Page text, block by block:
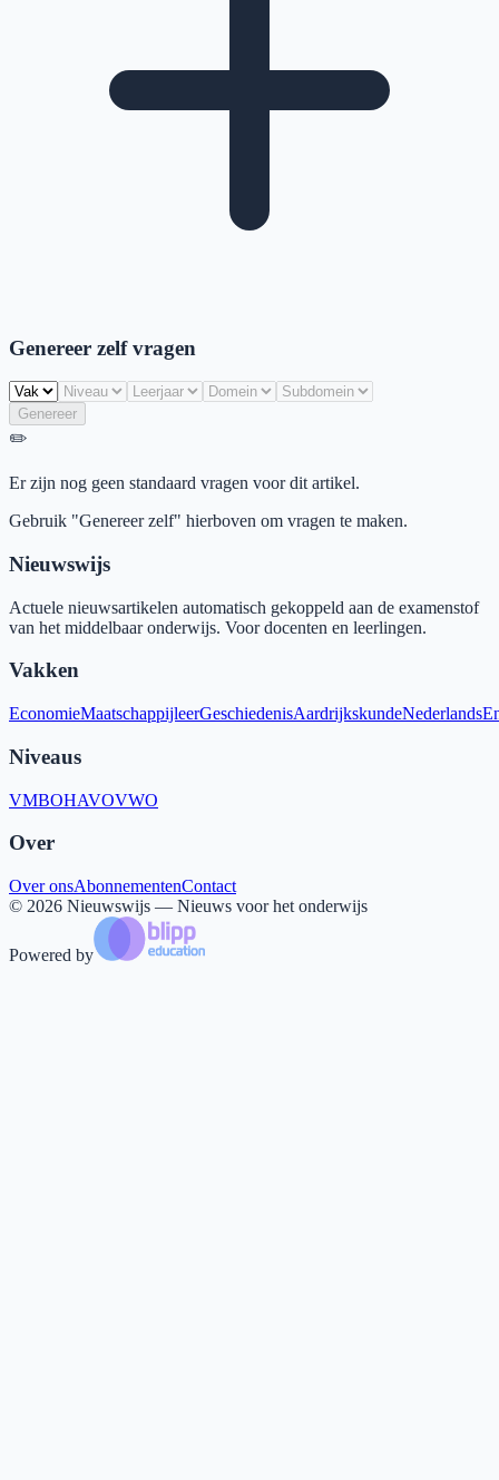
Genereer zelf vragen
Genereer
✏️
Er zijn nog geen standaard vragen voor dit artikel.
Gebruik "Genereer zelf" hierboven om vragen te maken.
Nieuwswijs
Actuele nieuwsartikelen automatisch gekoppeld aan de examenstof
van het middelbaar onderwijs. Voor docenten en leerlingen.
Vakken
EconomieMaatschappijleerGeschiedenisAardrijkskundeNederlands
Niveaus
VMBOHAVOVWO
Over
Over onsAbonnementenContact
© 2026 Nieuwswijs — Nieuws voor het onderwijs
Powered by